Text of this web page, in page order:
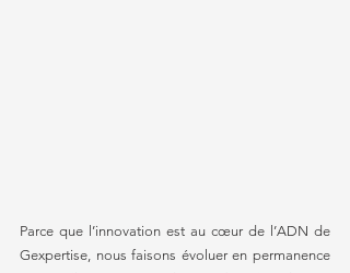
Parce que l’innovation est au cœur de l’ADN de
Gexpertise, nous faisons évoluer en permanence